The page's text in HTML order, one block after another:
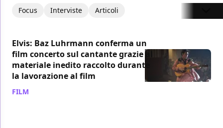
Focus Interviste Articoli
Elvis: Baz Luhrmann conferma un
film concerto sul cantante grazie al
materiale inedito raccolto durante
la lavorazione al film
FILM